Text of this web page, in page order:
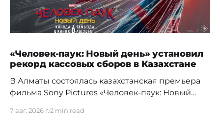
«Человек-паук: Новый день» установил
рекорд кассовых сборов в Казахстане
В Алматы состоялась казахстанская премьера
фильма Sony Pictures «Человек-паук: Новый
7 авг. 2026 г.2 min read